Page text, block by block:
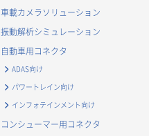
車載カメラソリューション
振動解析シミュレーション
自動車用コネクタ
ADAS向け
パワートレイン向け
インフォテインメント向け
コンシューマー用コネクタ